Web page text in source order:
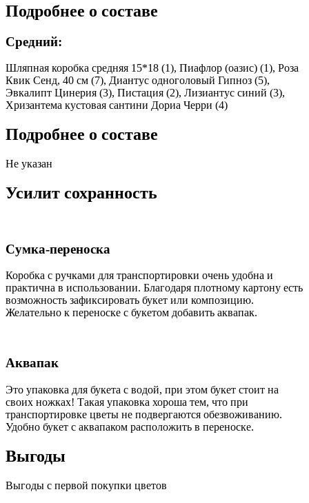
Подробнее о составе
Средний:
Шляпная коробка средняя 15*18 (1), Пиафлор (оазис) (1), Роза
Квик Сенд, 40 см (7), Диантус одноголовый Гипноз (5),
Эвкалипт Цинерия (3), Пистация (2), Лизиантус синий (3),
Хризантема кустовая сантини Дориа Черри (4)
Подробнее о составе
Не указан
Усилит сохранность
Сумка-переноска
Коробка c ручками для транспортировки очень удобна и
практична в использовании. Благодаря плотному картону есть
возможность зафиксировать букет или композицию.
Желательно к переноске с букетом добавить аквапак.
Аквапак
Это упаковка для букета с водой, при этом букет стоит на
своих ножках! Такая упаковка хороша тем, что при
транспортировке цветы не подвергаются обезвоживанию.
Удобно букет с аквапаком расположить в переноске.
Выгоды
Выгоды с первой покупки цветов